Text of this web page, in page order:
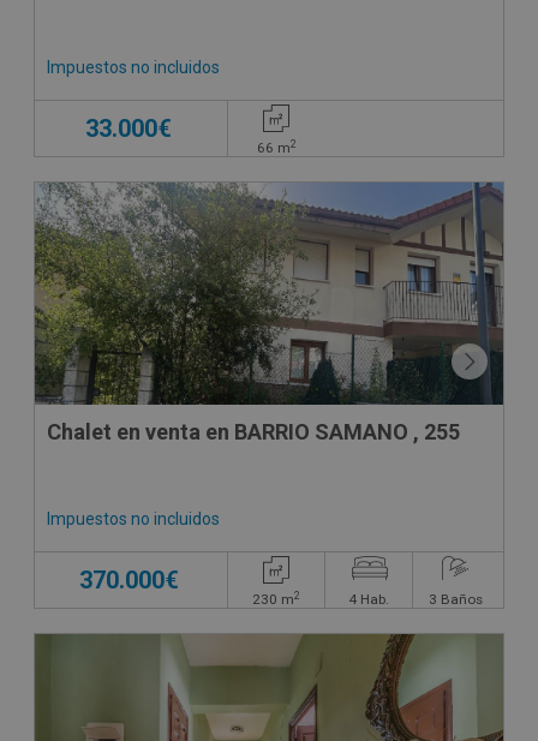
Impuestos no incluidos
33.000€
66 m2
CONDICIONES ESPECIALES
Chalet en venta en BARRIO SAMANO , 255
Impuestos no incluidos
370.000€
230 m2 4 Hab. 3 Baños